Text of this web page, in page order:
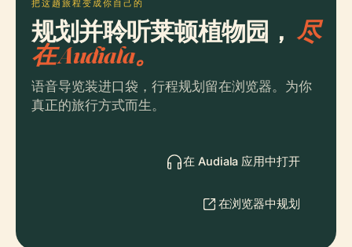
把这趟旅程变成你自己的
规划并聆听莱顿植物园， 尽
在 Audiala。
语音导览装进口袋，行程规划留在浏览器。为你
真正的旅行方式而生。
在 Audiala 应用中打开
在浏览器中规划